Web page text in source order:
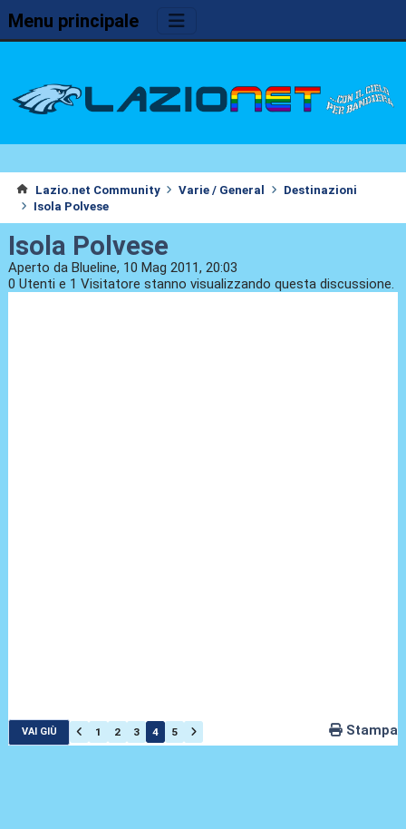
Menu principale
Lazio.net Community Varie / General
Destinazioni
Isola Polvese
Isola Polvese
Aperto da Blueline, 10 Mag 2011, 20:03
0 Utenti e 1 Visitatore stanno visualizzando questa discussione.
VAI GIÙ 1 2 3 4 5 Stampa